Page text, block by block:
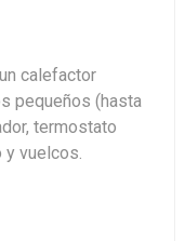
calefactor
pequeños (hasta
termostato
vuelcos.